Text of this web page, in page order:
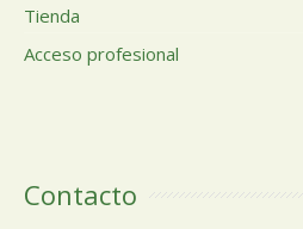
Tienda
Acceso profesional
Contacto